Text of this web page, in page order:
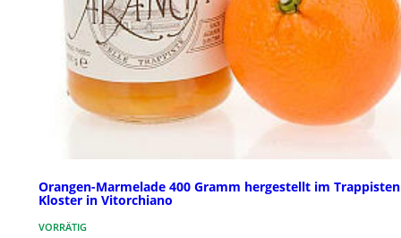
Orangen-Marmelade 400 Gramm hergestellt im Trappisten
Kloster in Vitorchiano
VORRÄTIG